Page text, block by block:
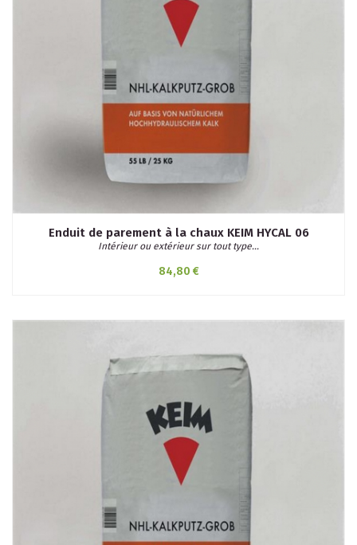
Enduit de parement à la chaux KEIM HYCAL 06
Intérieur ou extérieur sur tout type...
84,80 €